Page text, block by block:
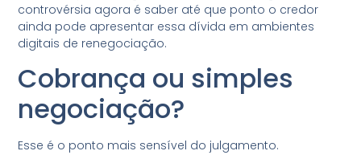
controvérsia agora é saber até que ponto o credor
ainda pode apresentar essa dívida em ambientes
digitais de renegociação.
Cobrança ou simples
negociação?
Esse é o ponto mais sensível do julgamento.